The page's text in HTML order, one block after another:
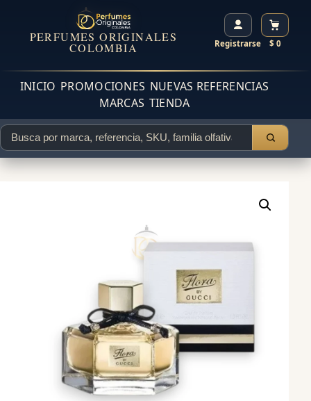
PERFUMES ORIGINALES
COLOMBIA Registrarse $ 0
INICIO PROMOCIONES NUEVAS REFERENCIAS
MARCAS TIENDA